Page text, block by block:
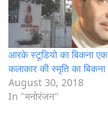
आरके स्टूडियो का बिकना एक
कलाकार की स्मृति का बिकना
August 30, 2018
In "मनोरंजन"